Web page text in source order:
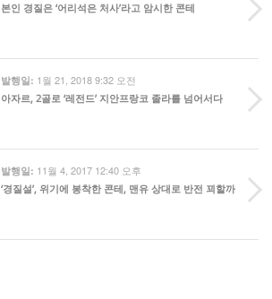
본인 경질은 ‘어리석은 처사’라고 암시한 콘테
발행일: 1월 21, 2018 9:32 오전
아자르, 2골로 ‘레전드’ 지안프랑코 졸라를 넘어서다
발행일: 11월 4, 2017 12:40 오후
‘경질설’, 위기에 봉착한 콘테, 맨유 상대로 반전 꾀할까